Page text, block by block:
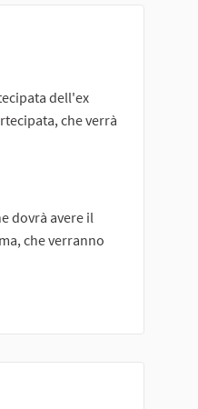
dell'ex
che verrà
dovrà avere il
che verranno